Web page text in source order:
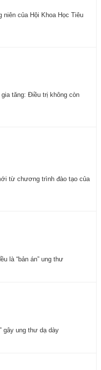
của Hội Khoa Học Tiêu
tăng: Điều trị không còn
từ chương trình đào tạo của
là “bản án” ung thư
gây ung thư dạ dày